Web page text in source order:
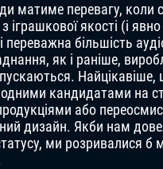
матиме перевагу, коли
якості (і
переважна більшість
як і раніше,
Найцікавіше,
кандидатами на
або
дизайн. Якби нам
ми розривалися б